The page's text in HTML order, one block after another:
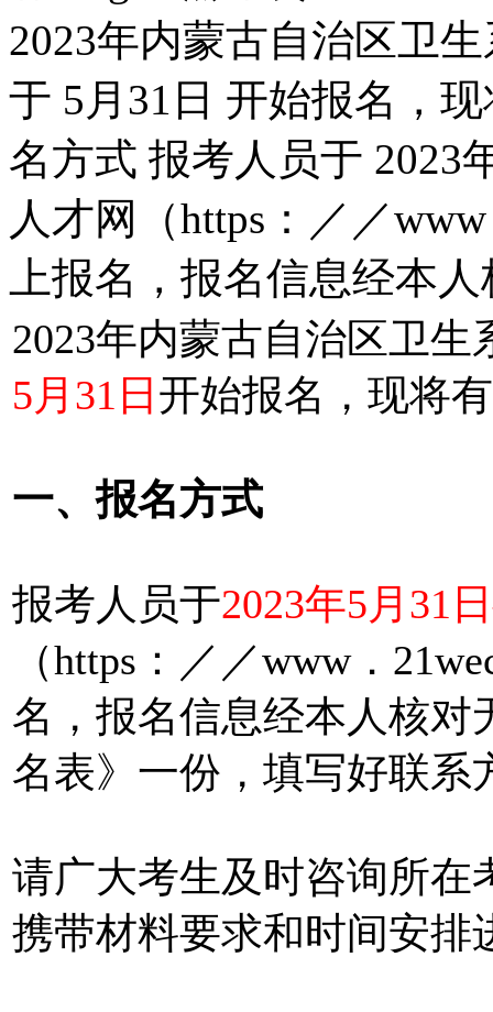
2023年内蒙古自治区卫
于 5月31日 开始报名，
名方式 报考人员于 2023
人才网（https：／／
上报名，报名信息经本
2023年内蒙古自治区卫
5月31日 开始报名，现将
一、报名方式
报考人员于2023年5月31
（https：／／www．
名，报名信息经本人核对
名表》一份，填写好联系
请广大考生及时咨询所在
携带材料要求和时间安排